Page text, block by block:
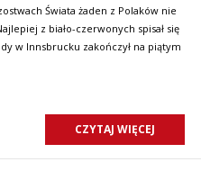
Świata żaden z Polaków nie
z biało-czerwonych spisał się
w Innsbrucku zakończył na piątym
CZYTAJ WIĘCEJ